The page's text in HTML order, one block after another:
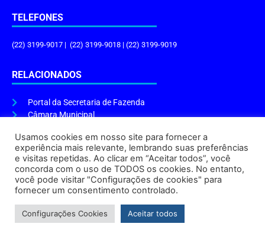
TELEFONES
(22) 3199-9017 | (22) 3199-9018 | (22) 3199-9019
RELACIONADOS
Portal da Secretaria de Fazenda
Câmara Municipal
ENDEREÇO E HORÁRIO
Endereço:Praça Tiradentes, s/n – Centro, Cabo Frio – RJ, 28906-290
Atendimento do Protocolo Geral da Prefeitura:9h às 16h
Horário de Funcionamento:8h às 17h
Usamos cookies em nosso site para fornecer a
experiência mais relevante, lembrando suas preferências
e visitas repetidas. Ao clicar em “Aceitar todos”, você
concorda com o uso de TODOS os cookies. No entanto,
você pode visitar "Configurações de cookies" para
fornecer um consentimento controlado.
Configurações Cookies Aceitar todos